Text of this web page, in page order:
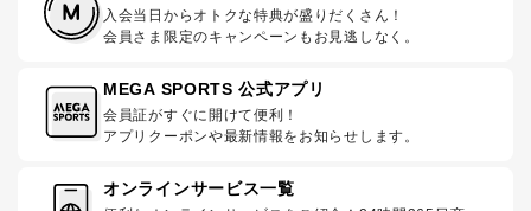
入会当日からオトクな特典が盛りだくさん！
会員さま限定のキャンペーンもお見逃しなく。
MEGA SPORTS 公式アプリ
会員証がすぐに開けて便利！
アプリクーポンや最新情報をお知らせします。
オンラインサービス一覧